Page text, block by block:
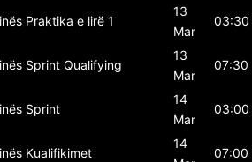
Praktika e lirë 1
13
Mar
03:30
Sprint Qualifying
13
Mar
07:30
Sprint
14
Mar
03:00
Kualifikimet
14
07:00